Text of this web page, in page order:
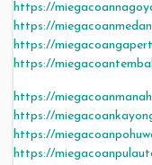
https://
https://
https://
https://
https://
https://
https://
https://